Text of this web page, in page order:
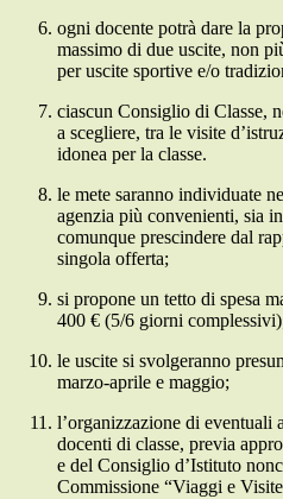
ogni docente potrà dare la
massimo di due uscite, non
per uscite sportive e/o
ciascun Consiglio di Classe,
a scegliere, tra le visite
idonea per la classe.
le mete saranno individuate
agenzia più convenienti, sia
comunque prescindere dal
singola offerta;
si propone un tetto di spesa
400 € (5/6 giorni
le uscite si svolgeranno
marzo-aprile e maggio;
l’organizzazione di eventuali
docenti di classe, previa
e del Consiglio d’Istituto
Commissione “Viaggi e